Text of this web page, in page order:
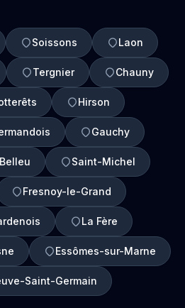
Soissons Laon
Tergnier Chauny
Hirson
Gauchy
Belleu Saint-Michel
Fresnoy-le-Grand
La Fère
Essômes-sur-Marne
Saint-Germain